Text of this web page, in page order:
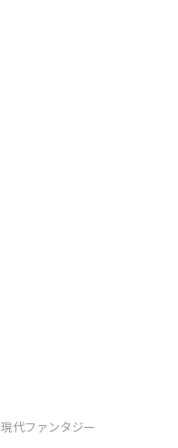
現代ファンタジー